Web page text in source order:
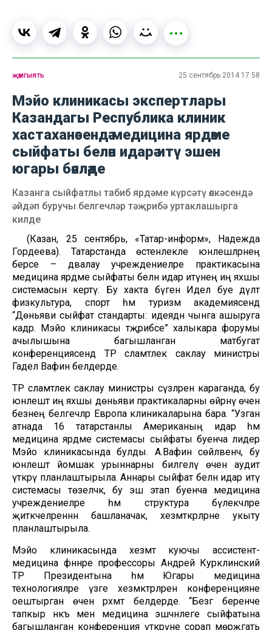
җәмгыять 25 сентябрь 2014 17:58
Мэйо клиникасы экспертлары
Казандагы Республика клиник
хастаханәсендә медицина ярдәме
сыйфаты белән идарә итү эшен
югары бәяләде
Казанга сыйфатлы табиб ярдәме күрсәтү өлкәсендә
әйдәп буручы белгечләр тәҗрибә уртаклашырга
килде
(Казан, 25 сентябрь, «Татар-информ», Надежда
Гордеева). Татарстанда өстенлекле юнәлешләрнең
берсе – дәвалау учреждениеләре практикасына
медицина ярдәме сыйфаты белән идарә итүнең иң яхшы
системасын кертү. Бу хакта бүген Идел буе дәүләт
физкультура, спорт һәм туризм академиясендә
“Дөньяви сыйфат стандарты: идеядән чынга ашыруга
кадәр. Мэйо клиникасы тәҗрибәсе” халыкара форумы
ачылышына багышланган матбугат
конференциясендә ТР сәламәтлек саклау министры
Гадел Вафин белдерде.
ТР сәламәтлек саклау министры сүзләренә караганда, бу
юнәлештә иң яхшы дөньяви практикаларны өйрәнү өчен
безнең белгечләр Европа клиникаларына бара. “Узган
атнада 16 татарстанлы Американың идарә һәм
медицина ярдәме системасы сыйфаты буенча лидер
Мэйо клиникасында булды. А.Вафин сөйләвенчә, бу
юнәлештә йомшак урыннарны билгеләү өчен аудит
үткәрү планлаштырыла. Аннары сыйфат белән идарә итү
системасы төзеләчәк, бу эш этап буенча медицина
учреждениеләре һәм структура бүлекчәләре
җитәкчеләреннән башланачак, хезмәткәрләрне укыту
планлаштырыла.
Мэйо клиникасында хезмәт куючы ассистент-
медицина фәннәре профессоры Андрей Курклинский
ТР Президентына һәм Югары медицина
технологияләре үзәге хезмәктәрләренә конференцияне
оештырган өчен рәхмәт белдерде. “Безгә беренче
тапкыр нәкъ менә медицина эшчәнлеге сыйфатына
багышланган конференция үткәрүне сорап мөрәҗәгать